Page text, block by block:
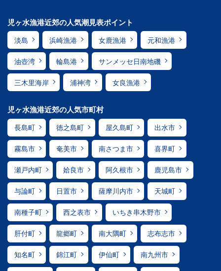
児ヶ水漁港近郊の人気潮見表ポイント
淡島 浜崎漁港 女鹿漁港 元和漁港
油壺湾 輪島港 サンメッセ日南地磯
三木里海岸 浦神湾 女良漁港
児ヶ水漁港近郊の人気市町村
長島町 徳之島町 屋久島町 出水市
霧島市 奄美市 南さつま市 喜界町
瀬戸内町 姶良市 阿久根市 鹿児島市
与論町 日置市 薩摩川内市 天城町
南種子町 西之表市 いちき串木野市
肝付町 龍郷町 南大隅町 志布志市
知名町 錦江町 伊仙町 南九州市